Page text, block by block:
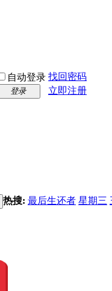
自动登录 找回密码
登录
立即注册
热搜: 最后生还者 星期三